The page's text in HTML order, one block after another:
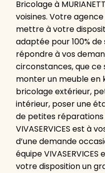
Bricolage à
voisines. Votre agence
mettre à votre
adaptée pour 100%
répondre à vos
circonstances, que ce
monter un meuble en
bricolage extérieur,
intérieur, poser une
de petites
VIVASERVICES est à
d’une demande
équipe
votre disposition un